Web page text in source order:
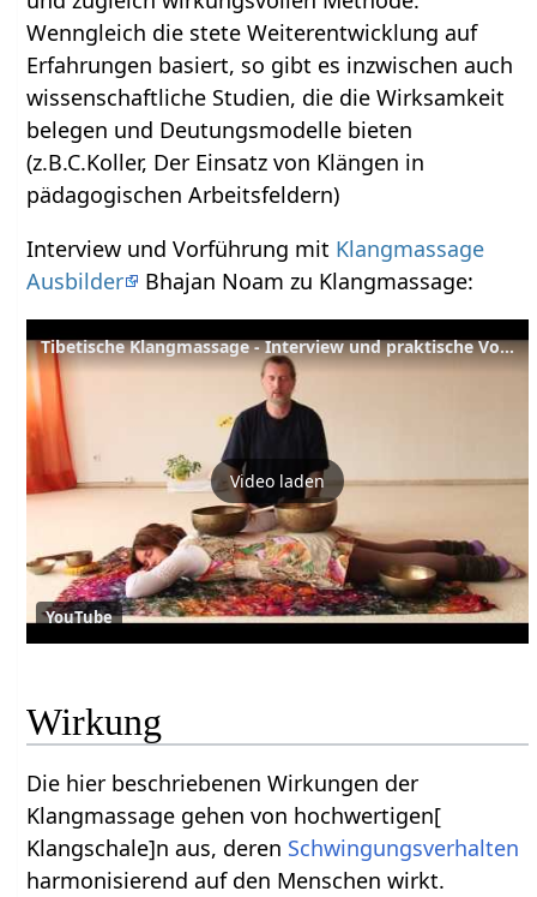
Wenngleich die stete Weiterentwicklung auf
Erfahrungen basiert, so gibt es inzwischen auch
wissenschaftliche Studien, die die Wirksamkeit
belegen und Deutungsmodelle bieten
(z.B.C.Koller, Der Einsatz von Klängen in
pädagogischen Arbeitsfeldern)
Interview und Vorführung mit Klangmassage
Ausbilder
Bhajan Noam zu Klangmassage:
Tibetische Klangmassage - Interview und praktische Vorführung mit Ausbildungsleiter Bhajan Noam
Video laden
YouTube
Wirkung
Die hier beschriebenen Wirkungen der
Klangmassage gehen von hochwertigen[
Klangschale]n aus, deren Schwingungsverhalten
harmonisierend auf den Menschen wirkt.